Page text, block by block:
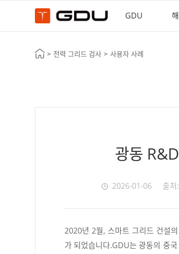
GDU
> 전력 그리드 검사 > 사용자 사례
광동
2026-01-06 출
2020년 2월, 스마트 그리드 건설
가 되었습니다.GDU는 광동의 중